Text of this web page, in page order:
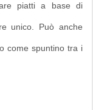
piatti a base di
unico. Può anche
come spuntino tra i